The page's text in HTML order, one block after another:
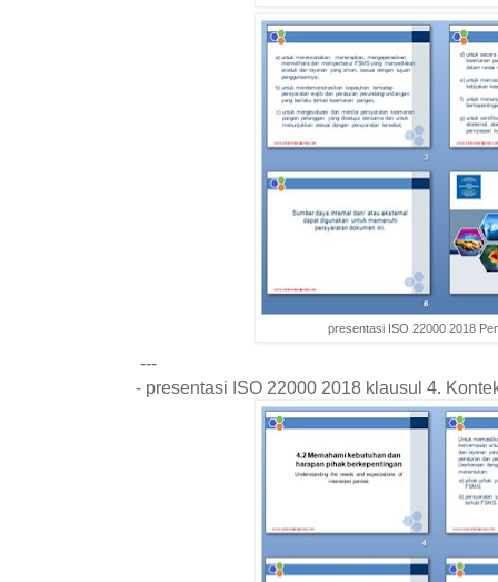
presentasi ISO 22000 2018
---
- presentasi ISO 22000 2018 klausul 4.